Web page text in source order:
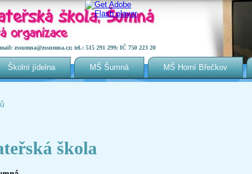
zssumna@zssumna.cz; tel.: 515 291 299; IČ 750 223 20
Školní jídelna MŠ Šumná MŠ Horní Břečkov
škola